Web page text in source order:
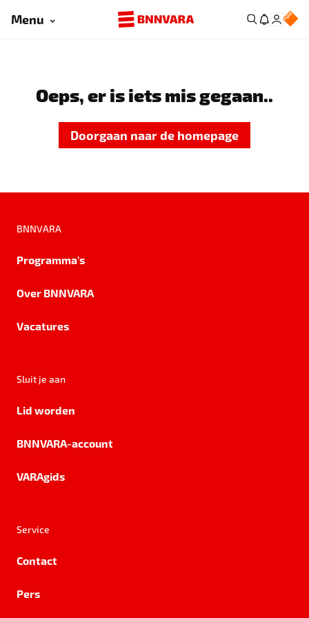
Menu
Oeps, er is iets mis gegaan..
Doorgaan naar de homepage
BNNVARA
Programma's
Over BNNVARA
Vacatures
Sluit je aan
Lid worden
BNNVARA-account
VARAgids
Service
Contact
Pers